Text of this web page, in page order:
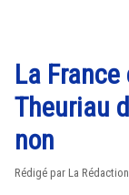
La
Theuriau
non
Rédigé par La